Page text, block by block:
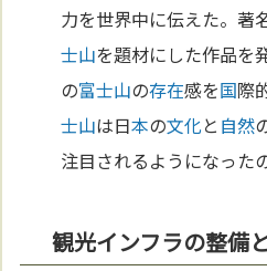
力を世界中に伝えた。著
士山を題材にした作品を
の富士山の存在感を国際
士山は日本の文化と 自然
注目されるようになった
観光インフラの整備